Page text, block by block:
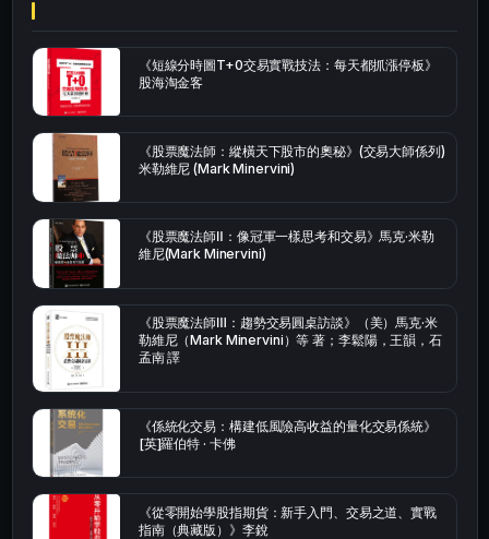
《短線分時圖T+0交易實戰技法：每天都抓漲停板》
股海淘金客
《股票魔法師：縱橫天下股市的奧秘》(交易大師係列)
米勒維尼 (Mark Minervini)
《股票魔法師Ⅱ：像冠軍一樣思考和交易》馬克·米勒
維尼(Mark Minervini)
《股票魔法師Ⅲ：趨勢交易圓桌訪談》（美）馬克·米
勒維尼（Mark Minervini）等 著；李鬆陽，王韻，石
孟南 譯
《係統化交易：構建低風險高收益的量化交易係統》
[英]羅伯特 · 卡佛
《從零開始學股指期貨：新手入門、交易之道、實戰
指南（典藏版）》李銳